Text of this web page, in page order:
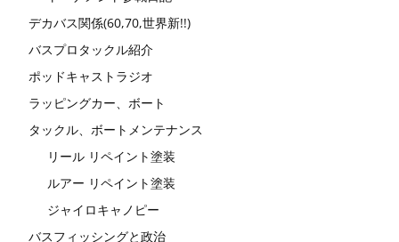
デカバス関係(60,70,世界新!!)
バスプロタックル紹介
ポッドキャストラジオ
ラッピングカー、ボート
タックル、ボートメンテナンス
リール リペイント塗装
ルアー リペイント塗装
ジャイロキャノピー
バスフィッシングと政治